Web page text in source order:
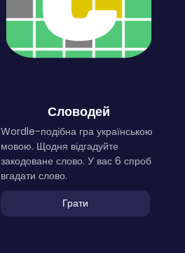
Словодей
Wordle-подібна гра українською
мовою. Щодня відгадуйте
закодоване слово. У вас 6 спроб
вгадати слово.
Грати